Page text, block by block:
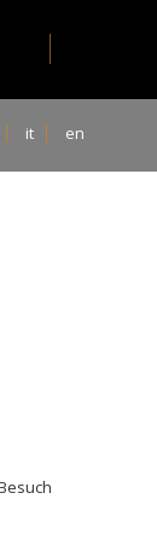
it en